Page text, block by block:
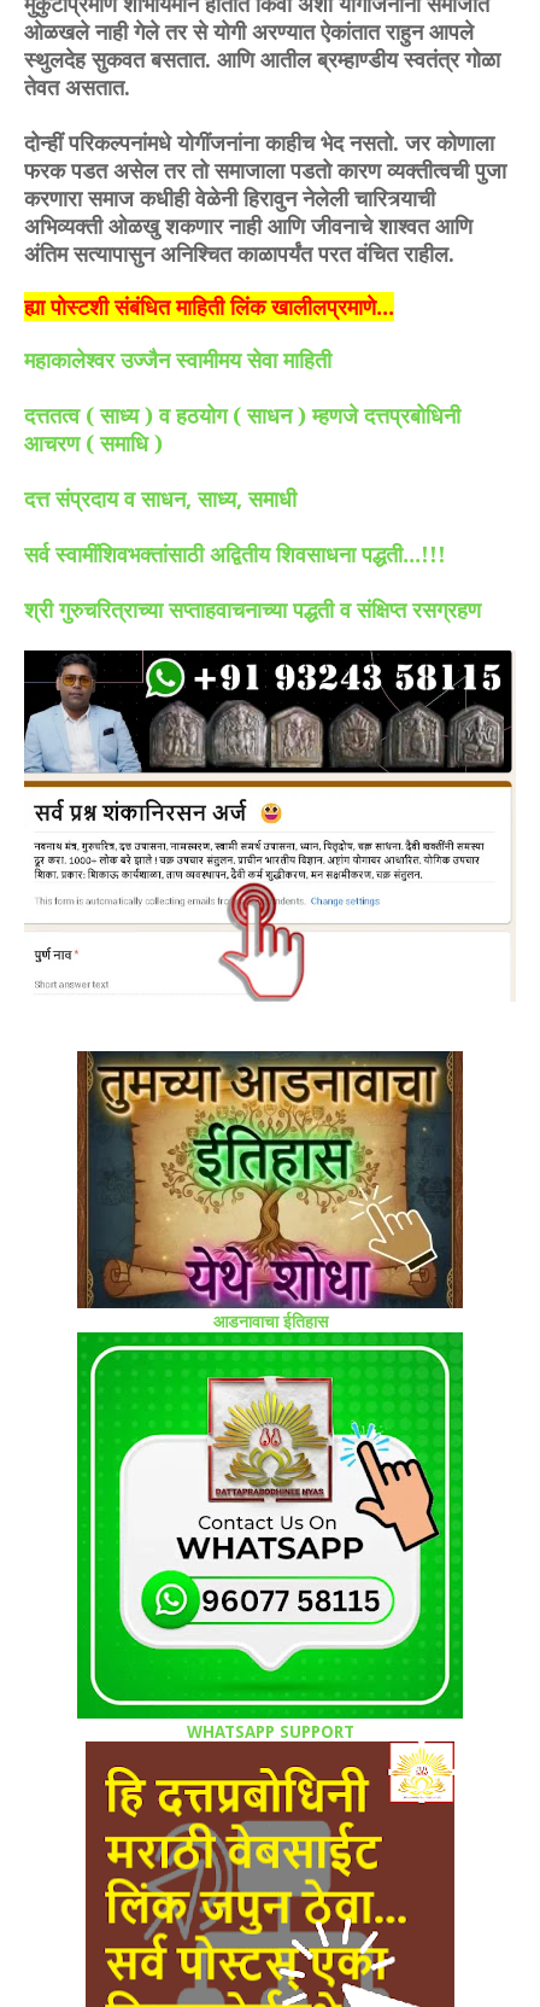
ओळखले नाही गेले तर से योगी अरण्यात ऐकांतात राहुन आपले
स्थुलदेह सुकवत बसतात. आणि आतील ब्रम्हाण्डीय स्वतंत्र गोळा
तेवत असतात.
दोन्हीं परिकल्पनांमधे योगींजनांना काहीच भेद नसतो. जर कोणाला
फरक पडत असेल तर तो समाजाला पडतो कारण व्यक्तीत्वची पुजा
करणारा समाज कधीही वेळेनी हिरावुन नेलेली चारित्र्याची
अभिव्यक्ती ओळखु शकणार नाही आणि जीवनाचे शाश्वत आणि
अंतिम सत्यापासुन अनिश्चित काळापर्यंत परत वंचित राहील.
ह्या पोस्टशी संबंधित माहिती लिंक खालीलप्रमाणे...
महाकालेश्वर उज्जैन स्वामीमय सेवा माहिती
दत्ततत्व ( साध्य ) व हठयोग ( साधन ) म्हणजे दत्तप्रबोधिनी
आचरण ( समाधि )
दत्त संप्रदाय व साधन,साध्य,समाधी
सर्व स्वामींशिवभक्तांसाठी अद्वितीय शिवसाधना पद्धती...!!!
श्री गुरुचरित्राच्या सप्ताहवाचनाच्या पद्धती व संक्षिप्त रसग्रहण
आडनावाचा ईतिहास
WHATSAPP SUPPORT